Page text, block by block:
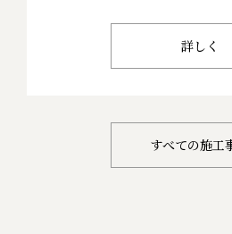
詳しく
すべての施工